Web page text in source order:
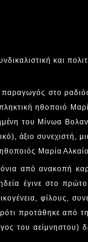
και
στο
ηθοποιό
του Μίνωα
άξιο συνεχιστή,
Μαρία
από ανακοπή
έγινε στο
φίλους,
προτάθηκε από
του αείμνηστου) δε